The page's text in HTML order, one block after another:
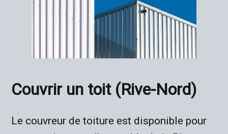
Couvrir un toit (Rive-Nord)
Le couvreur de toiture est disponible pour